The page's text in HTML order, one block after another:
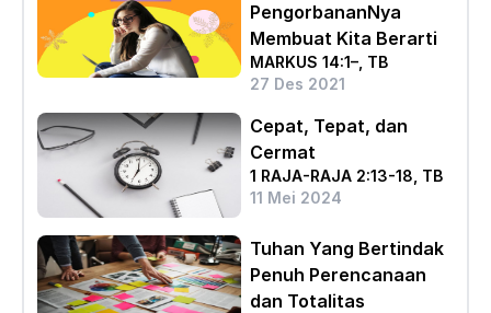
PengorbananNya
Membuat Kita Berarti
MARKUS 14:1–, TB
27 Des 2021
Cepat, Tepat, dan
Cermat
1 RAJA-RAJA 2:13-18, TB
11 Mei 2024
Tuhan Yang Bertindak
Penuh Perencanaan
dan Totalitas